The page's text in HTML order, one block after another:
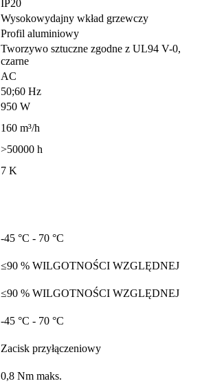
IP20
Wysokowydajny wkład grzewczy
Profil aluminiowy
Tworzywo sztuczne zgodne z UL94 V-0,
czarne
AC
50;60 Hz
950 W
160 m³/h
>50000 h
7 K
-45 °C - 70 °C
≤90 % WILGOTNOŚCI WZGLĘDNEJ
≤90 % WILGOTNOŚCI WZGLĘDNEJ
-45 °C - 70 °C
Zacisk przyłączeniowy
0,8 Nm maks.